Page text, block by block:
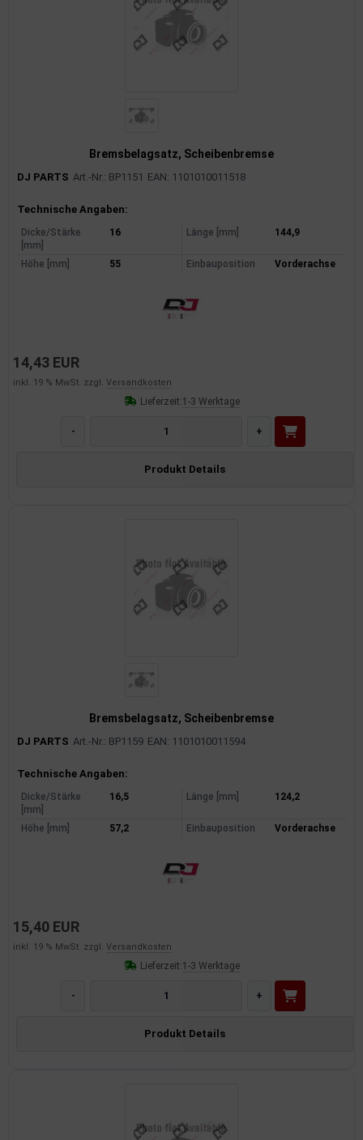
Bremsbelagsatz, Scheibenbremse
DJ PARTS Art.-Nr.: BP1151 EAN: 1101010011518
Produktinformationen
Technische Angaben:
Dicke/Stärke
[mm]
16 Länge [mm] 144,9
Höhe [mm] 55 Einbauposition Vorderachse
14,43 EUR
inkl. 19 % MwSt. zzgl. Versandkosten
Lieferzeit:1-3 Werktage
- +
Produkt Details
Bremsbelagsatz, Scheibenbremse
DJ PARTS Art.-Nr.: BP1159 EAN: 1101010011594
Produktinformationen
Technische Angaben:
Dicke/Stärke
[mm]
16,5 Länge [mm] 124,2
Höhe [mm] 57,2 Einbauposition Vorderachse
15,40 EUR
inkl. 19 % MwSt. zzgl. Versandkosten
Lieferzeit:1-3 Werktage
- +
Produkt Details